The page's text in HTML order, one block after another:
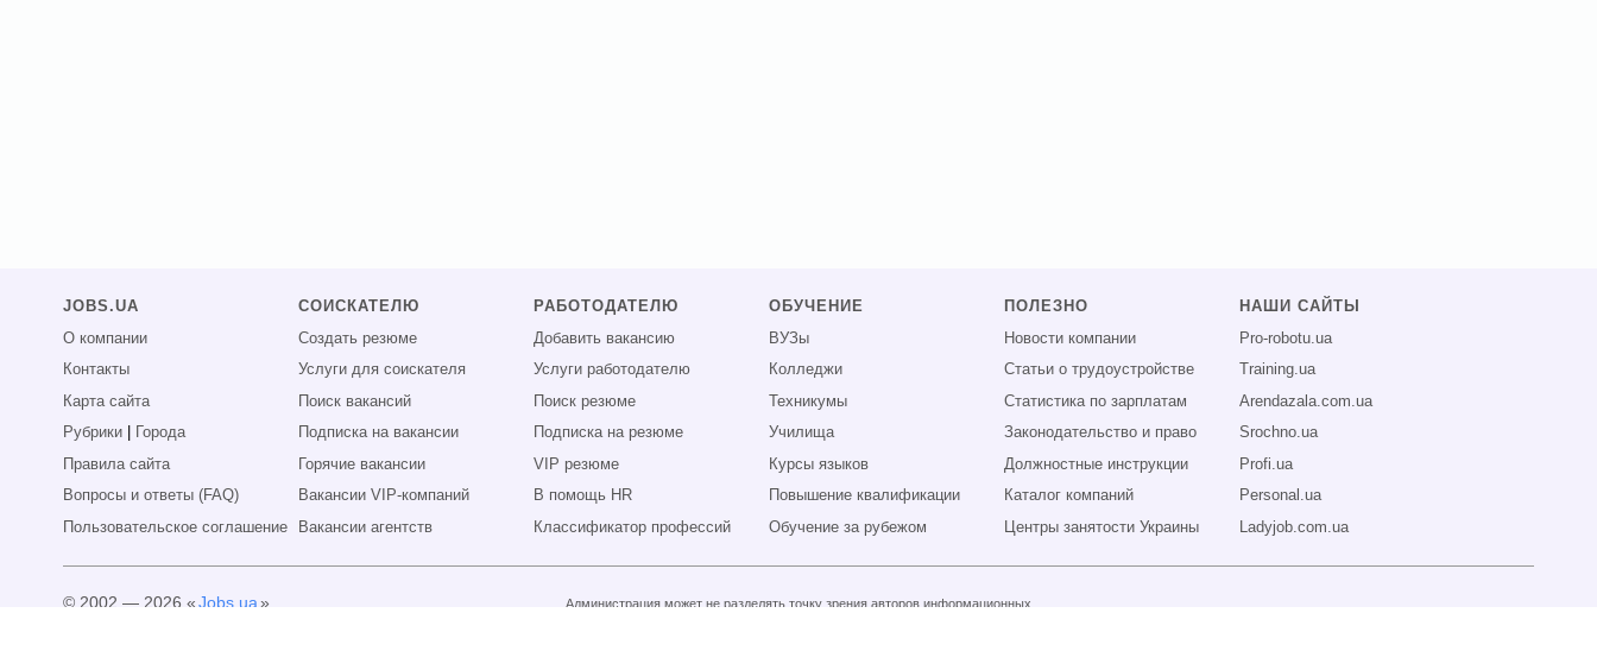
JOBS.UA
О компании
Контакты
Карта сайта
Рубрики
Города
Правила сайта
Вопросы и ответы (FAQ)
Пользовательское соглашение
СОИСКАТЕЛЮ
Создать резюме
Услуги для соискателя
Поиск вакансий
Подписка на вакансии
Горячие вакансии
Вакансии VIP-компаний
Вакансии агентств
РАБОТОДАТЕЛЮ
Добавить вакансию
Услуги работодателю
Поиск резюме
Подписка на резюме
VIP резюме
В помощь HR
Классификатор профессий
ОБУЧЕНИЕ
ВУЗы
Колледжи
Техникумы
Училища
Курсы языков
Повышение квалификации
Обучение за рубежом
ПОЛЕЗНО
Новости компании
Статьи о трудоустройстве
Статистика по зарплатам
Законодательство и право
Должностные инструкции
Каталог компаний
Центры занятости Украины
НАШИ САЙТЫ
Pro-robotu.ua
Training.ua
Arendazala.com.ua
Srochno.ua
Profi.ua
Personal.ua
Ladyjob.com.ua
© 2002 — 2026 «Jobs.ua»
Администрация может не разделять точку зрения авторов информационных